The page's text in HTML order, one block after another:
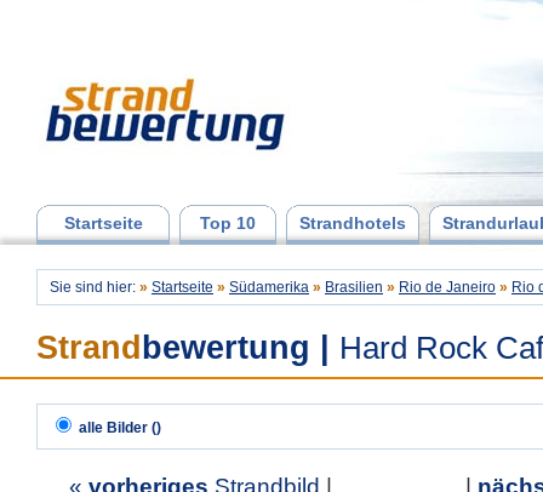
Startseite Top 10 Strandhotels
Sie sind hier: » Startseite » Südamerika » Brasilien » Rio de Janeiro » Rio
Strand bewertung Hard Rock
alle Bilder ()
« vorheriges Strandbild